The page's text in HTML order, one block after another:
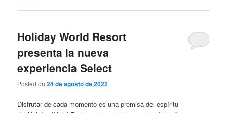
Holiday World Resort
presenta la nueva
experiencia Select
Posted on24 de agosto de 2022
Disfrutar de cada momento es una premisa del espíritu